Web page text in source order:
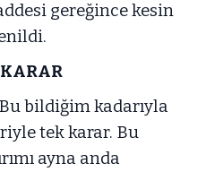
gereğince kesin
bildiğim kadarıyla
tek karar. Bu
ayna anda